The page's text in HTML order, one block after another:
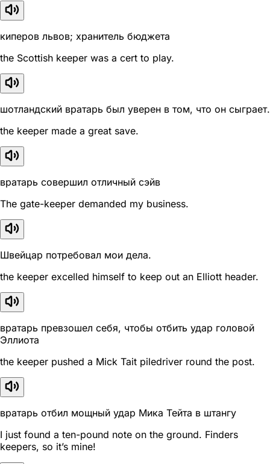
киперов львов; хранитель бюджета
the Scottish keeper was a cert to play.
шотландский вратарь был уверен в том, что он сыграет.
the keeper made a great save.
вратарь совершил отличный сэйв
The gate-keeper demanded my business.
Швейцар потребовал мои дела.
the keeper excelled himself to keep out an Elliott header.
вратарь превзошел себя, чтобы отбить удар головой
Эллиота
the keeper pushed a Mick Tait piledriver round the post.
вратарь отбил мощный удар Мика Тейта в штангу
I just found a ten-pound note on the ground. Finders
keepers, so it’s mine!